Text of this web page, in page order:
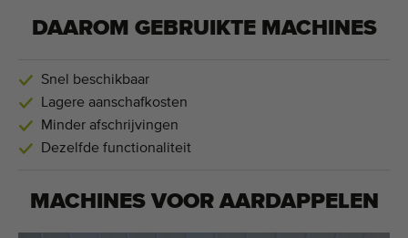
DAAROM GEBRUIKTE MACHINES
Snel beschikbaar
Lagere aanschafkosten
Minder afschrijvingen
Dezelfde functionaliteit
MACHINES VOORAARDAPPELEN